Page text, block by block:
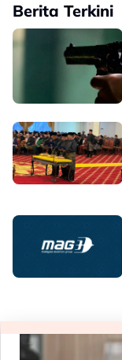
Berita Terkini